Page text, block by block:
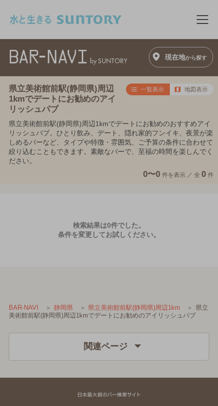
メ
現在地から探す
県立美術館前駅(静岡県)周辺
1kmでデートにお勧めのアイ
リッシュパブ
一覧表示 地図表示
県立美術館前駅(静岡県)周辺1kmでデートにお勧めのおすすめアイ
リッシュパブ。ひとり飲み、デート、隠れ家的フンイキ、夜景が楽
しめるバーなど、タイプや特徴・雰囲気、ご予算の条件に合わせて
絞り込むこともできます。素敵なバーで、至福の時間を楽しんでく
ださい。
0〜0 件を表示 ／ 全 0 件
検索結果は0件でした。
条件を変更してお試しください。
BAR-NAVI 静岡県 県立美術館前駅(静岡県)周辺1km
県立
美術館前駅(静岡県)周辺1kmでデートにお勧めのアイリッシュパブ
関連ページ